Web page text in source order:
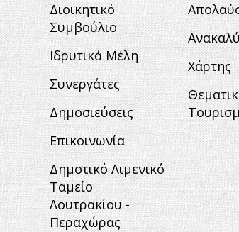
Διοικητικό
Συμβούλιο
Ιδρυτικά Μέλη
Συνεργάτες
Δημοσιεύσεις
Επικοινωνία
Δημοτικό Λιμενικό
Ταμείο
Λουτρακίου -
Περαχώρας
Χάρτης